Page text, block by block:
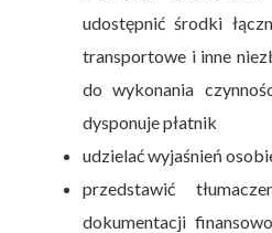
udostępnić środki
transportowe i inne
do wykonania
dysponuje płatnik
udzielać wyjaśnień
przedstawić
dokumentacji